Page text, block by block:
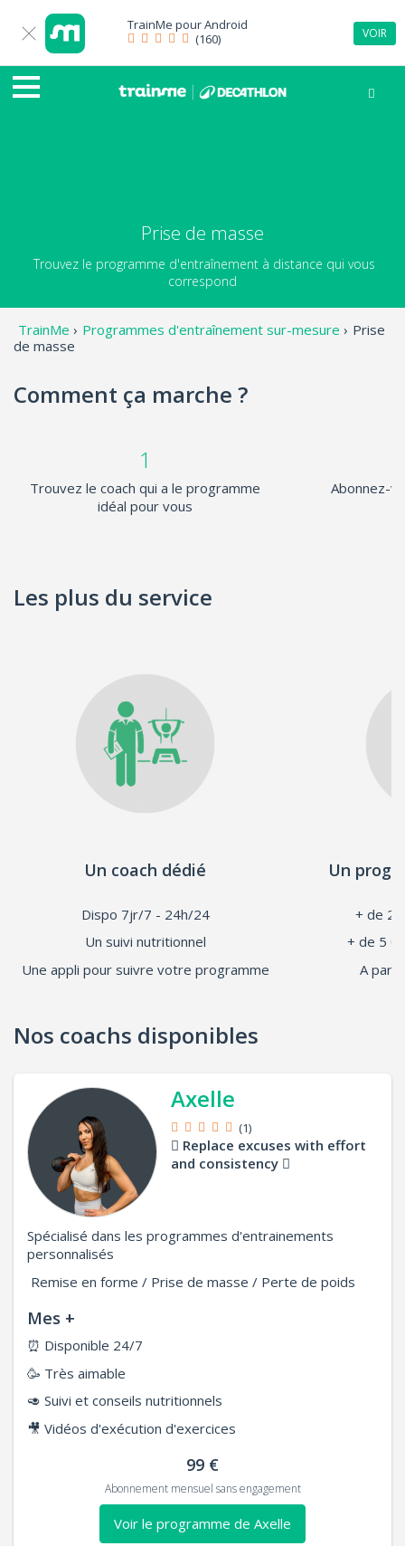
TrainMe pourAndroid
(160)
VOIR
Prise de masse
Trouvez le programme d'entraînement à distance qui vous
correspond
TrainMe › Programmes d'entraînement sur-mesure › Prise
de masse
Comment ça marche ?
1
Trouvez le coach qui a le programme
idéal pour vous
Abonnez-
Les plus du service
Un coach dédié
Dispo 7jr/7 - 24h/24
Un suivi nutritionnel
Une appli pour suivre votre programme
Un
+ de
+ de 5
A
Nos coachs disponibles
Axelle
(1)
Replace excuses with effort
and consistency
Spécialisé dans les programmes d'entrainements
personnalisés
Remise en forme / Prise de masse / Perte de poids
Mes +
⏰ Disponible 24/7
🥳 Très aimable
🥑 Suivi et conseils nutritionnels
🎥 Vidéos d'exécution d'exercices
99 €
Abonnement mensuel sans engagement
Voir le programme de Axelle